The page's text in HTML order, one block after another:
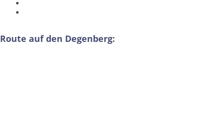
Route auf den Degenberg: